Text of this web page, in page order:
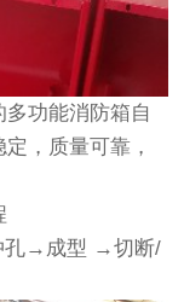
功能消防箱自
，质量可靠，
孔→成型 →切断/